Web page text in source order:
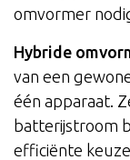
omvormer
Hybride
van een
één apparaat.
batterijstroom
efficiënte